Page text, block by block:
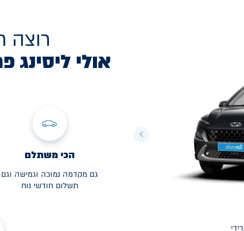
רוצה
אולי ליסינג
הכי משתלם
גם מקדמה נמוכה וגמישה וגם
תשלום חודשי נוח